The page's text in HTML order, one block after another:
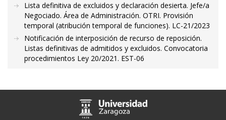
Lista definitiva de excluidos y declaración desierta. Jefe/a
Negociado. Área de Administración. OTRI. Provisión
temporal (atribución temporal de funciones). LC-21/2023
Notificación de interposición de recurso de reposición.
Listas definitivas de admitidos y excluidos. Convocatoria
procedimientos Ley 20/2021. EST-06